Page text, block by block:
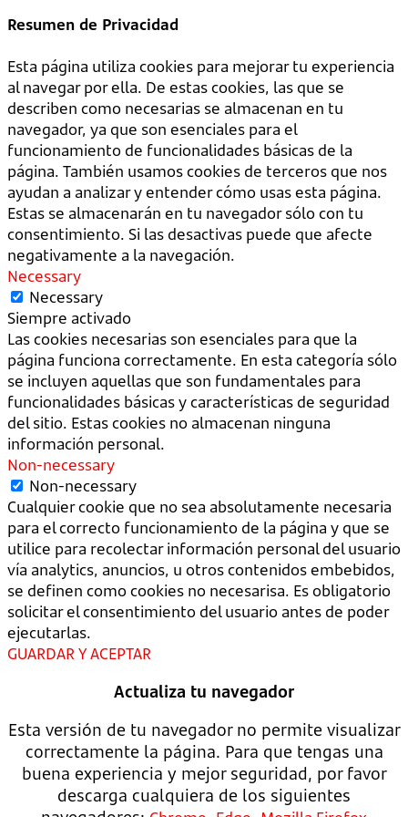
Resumen de Privacidad
Esta página utiliza cookies para mejorar tu experiencia
al navegar por ella. De estas cookies, las que se
describen como necesarias se almacenan en tu
navegador, ya que son esenciales para el
funcionamiento de funcionalidades básicas de la
página. También usamos cookies de terceros que nos
ayudan a analizar y entender cómo usas esta página.
Estas se almacenarán en tu navegador sólo con tu
consentimiento. Si las desactivas puede que afecte
negativamente a la navegación.
Necessary
Necessary
Siempre activado
Las cookies necesarias son esenciales para que la
página funciona correctamente. En esta categoría sólo
se incluyen aquellas que son fundamentales para
funcionalidades básicas y características de seguridad
del sitio. Estas cookies no almacenan ninguna
información personal.
Non-necessary
Non-necessary
Cualquier cookie que no sea absolutamente necesaria
para el correcto funcionamiento de la página y que se
utilice para recolectar información personal del usuario
vía analytics, anuncios, u otros contenidos embebidos,
se definen como cookies no necesarisa. Es obligatorio
solicitar el consentimiento del usuario antes de poder
ejecutarlas.
GUARDAR Y ACEPTAR
Actualiza tu navegador
Esta versión de tu navegador no permite visualizar
correctamente la página. Para que tengas una
buena experiencia y mejor seguridad, por favor
descarga cualquiera de los siguientes